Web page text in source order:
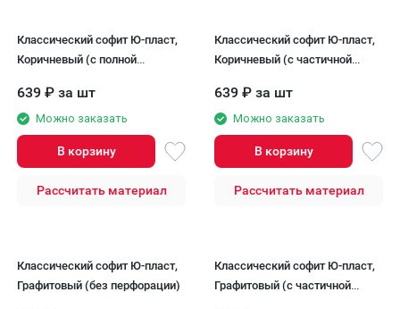
Классический софит Ю-пласт,
Коричневый (с полной
639 ₽ за шт
Можно заказать
В корзину
Рассчитать материал
Классический софит Ю-пласт,
Коричневый (с частичной
639 ₽ за шт
Можно заказать
В корзину
Рассчитать материал
Классический софит Ю-пласт,
Графитовый (без перфорации)
Классический софит Ю-пласт,
Графитовый (с частичной